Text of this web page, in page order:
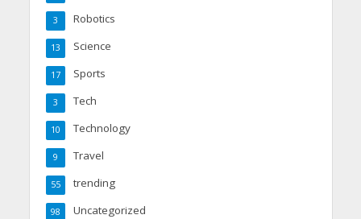
Robotics
3
Science
13
Sports
17
Tech
3
Technology
10
Travel
9
trending
55
Uncategorized
98